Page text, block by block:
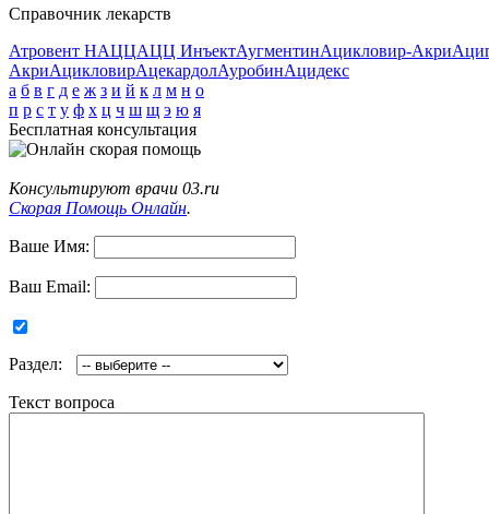
Справочник лекарств
Атровент НАЦЦАЦЦ ИнъектАугментинАцикловир-Акри
АкриАцикловирАцекардолАуробинАцидекс
а б в г д е ж з и й к л м н о
п р с т у ф х ц ч ш щ э ю я
Бесплатная консультация
Консультируют врачи 03.ru
Скорая Помощь Онлайн.
Ваше Имя:
Ваш Email:
Раздел:
Текст вопроса